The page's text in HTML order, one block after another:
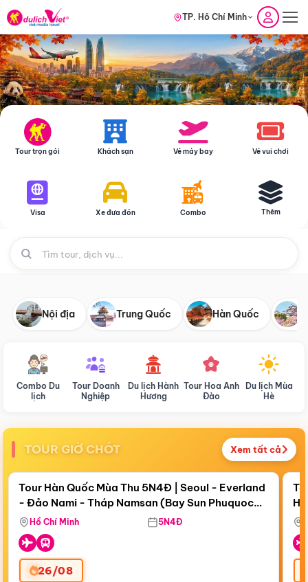
TP. Hồ Chí Minh
Tour trọn gói Khách sạn Vé máy bay Vé vui chơi
Visa Xe đưa đón Combo Thêm
Nội địa Trung Quốc Hàn Quốc
Combo Du
lịch
Tour Doanh
Nghiệp
Du lịch Hành
Hương
Tour Hoa Anh
Đào
Du lịch Mùa
Hè
TOUR GIỜ CHÓT Xem tất cả
Còn19 ngày 06:34:44
Điểm nổi bật
Tour Hàn Quốc Mùa Thu 5N4Đ | Seoul - Everland
- Đảo Nami - Tháp Namsan (Bay Sun Phuquoc
Airways)
Hồ Chí Minh 5N4Đ
26/08